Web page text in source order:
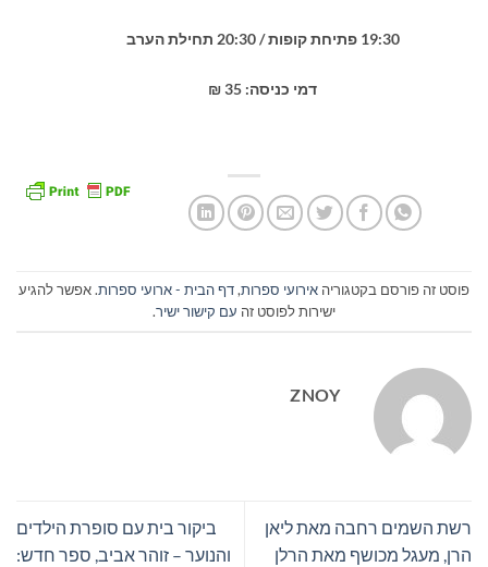
19:30 פתיחת קופות / 20:30 תחילת הערב
דמי כניסה: 35 ₪
פוסט זה פורסם בקטגוריה אירועי ספרות,דף הבית - ארועי ספרות. אפשר להגיע
ישירות לפוסט זה עם קישור ישיר.
ZNOY
רשת השמים רחבה מאת ליאן
הרן, מעגל מכושף מאת הרלן
ביקור בית עם סופרת הילדים
והנוער – זוהר אביב, ספר חדש: